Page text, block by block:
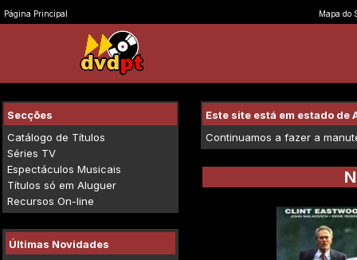
Página Principal Mapa do
Secções
Catálogo de Títulos
Séries TV
Espectáculos Musicais
Títulos só em Aluguer
Recursos On-line
Últimas Novidades
Este site está em estado de
Continuamos a fazer a